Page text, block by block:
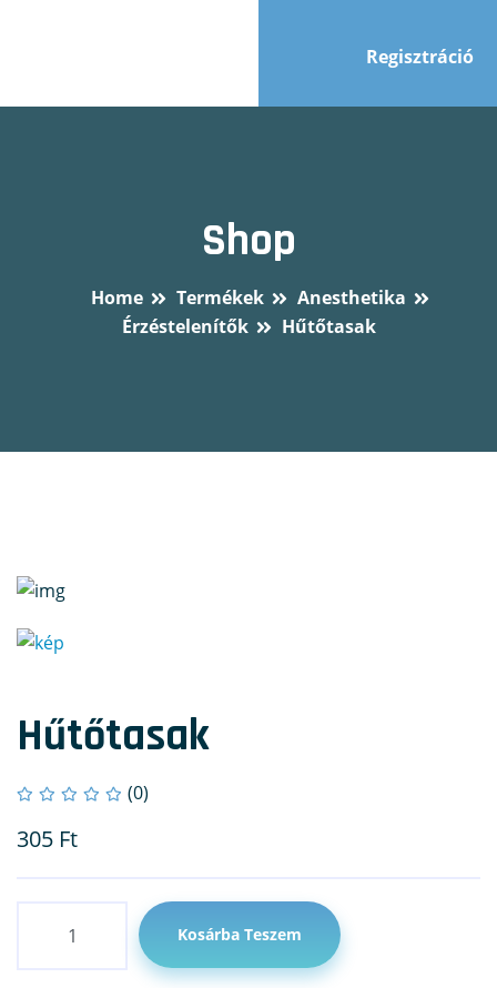
Regisztráció
Shop
Home Termékek
Anesthetika
Érzéstelenítők
Hűtőtasak
Hűtőtasak
(0)
305 Ft
Kosárba Teszem